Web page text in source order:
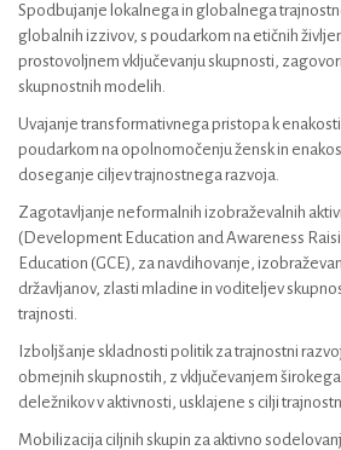
Spodbujanje lokalnega in globalnega
globalnih izzivov, s poudarkom na etičnih
prostovoljnem vključevanju skupnosti,
skupnostnih modelih.
Uvajanje transformativnega pristopa k
poudarkom na opolnomočenju žensk in
doseganje ciljev trajnostnega razvoja.
Zagotavljanje neformalnih izobraževalnih
(Development Education and Awareness
Education (GCE), za navdihovanje,
državljanov, zlasti mladine in voditeljev
trajnosti.
Izboljšanje skladnosti politik za trajnostni
obmejnih skupnostih, z vključevanjem
deležnikov v aktivnosti, usklajene s cilji
Mobilizacija ciljnih skupin za aktivno